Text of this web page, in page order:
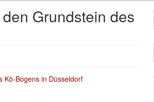
Grundstein des